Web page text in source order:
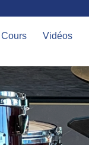
Cours Vidéos